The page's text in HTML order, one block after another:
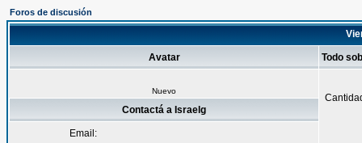
Foros de discusión
Avatar Todo
Nuevo
Contactá a Israelg
Email: